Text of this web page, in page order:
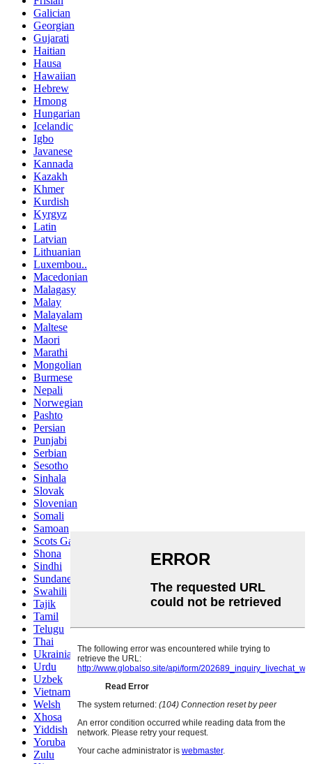
Galician
Georgian
Gujarati
Haitian
Hausa
Hawaiian
Hebrew
Hmong
Hungarian
Icelandic
Igbo
Javanese
Kannada
Kazakh
Khmer
Kurdish
Kyrgyz
Latin
Latvian
Lithuanian
Luxembou..
Macedonian
Malagasy
Malay
Malayalam
Maltese
Maori
Marathi
Mongolian
Burmese
Nepali
Norwegian
Pashto
Persian
Punjabi
Serbian
Sesotho
Sinhala
Slovak
Slovenian
Somali
Samoan
Scots Gaelic
Shona
Sindhi
Sundanese
Swahili
Tajik
Tamil
Telugu
Thai
Ukrainian
Urdu
Uzbek
Vietnamese
Welsh
Xhosa
Yiddish
Yoruba
Zulu